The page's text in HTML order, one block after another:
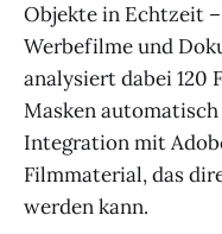
Objekte in Echtzeit
Werbefilme und
analysiert dabei 120
Masken
Integration mit
Filmmaterial, das
werden kann.